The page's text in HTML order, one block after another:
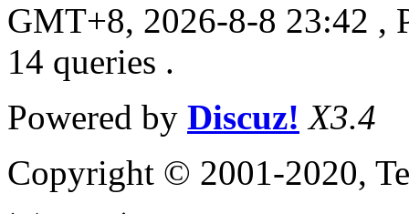
GMT+8, 2026-8-8 23:42 ,
14 queries .
Powered by Discuz! X3.4
Copyright © 2001-2020,